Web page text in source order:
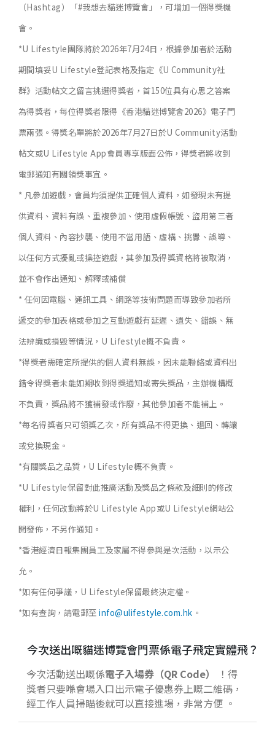
（Hashtag）「#我想去貓迷博覽會」，可增加一個得獎機
會。
*U Lifestyle團隊將於2026年7月24日，根據參加者於活動
期間填妥U Lifestyle登記表格及指定《U Community社
群》活動帖文之留言挑選得獎者，首150位具有心思之答案
為得獎者，每位得獎者限得《香港貓迷博覽會2026》電子門
票兩張。得獎名單將於2026年7月27日於U Community活動
帖文或U Lifestyle App會員專享版面公佈，得獎者將收到
電郵通知有關領獎事宜。
* 凡參加遊戲，會員均須提供正確個人資料，如發現未有提
供資料、資料有誤、重複參加、使用虛假帳號、盜用第三者
個人資料、內容抄襲、使用不當用語、虛構、挑釁、誤導、
以任何方式擾亂或操控遊戲，其參加及得獎資格將被取消，
並不會作出通知、解釋或補償
* 任何因電腦、通訊工具、網路等技術問題而導致參加者所
遞交的參加表格或參加之互動遊戲有延遲、遺失、錯誤、無
法辨識或損毁等情況，U Lifestyle概不負責。
*得獎者需確定所提供的個人資料無誤，因未能聯絡或資料出
錯令得獎者未能如期收到得獎通知或寄失獎品，主辦機構概
不負責，獎品將不獲補發或作廢，其他參加者不能補上。
*每名得獎者只可領獎乙次，所有獎品不得更換、退回、轉讓
或兌換現金。
*有關獎品之品質，U Lifestyle概不負責。
*U Lifestyle保留對此推廣活動及獎品之條款及細則的修改
權利，任何改動將於U Lifestyle App或U Lifestyle網站公
開發佈，不另作通知。
*香港經濟日報集團員工及家屬不得參與是次活動，以示公
允。
*如有任何爭議，U Lifestyle保留最終決定權。
*如有查詢，請電郵至info@ulifestyle.com.hk 。
今次送出嘅貓迷博覽會門票係電子飛定實體飛？
今次活動送出嘅係電子入場券（QR Code）
！得
獎者只要喺會場入口出示電子優惠券上嘅二維碼，
經工作人員掃瞄後就可以直接進場，非常方便 。